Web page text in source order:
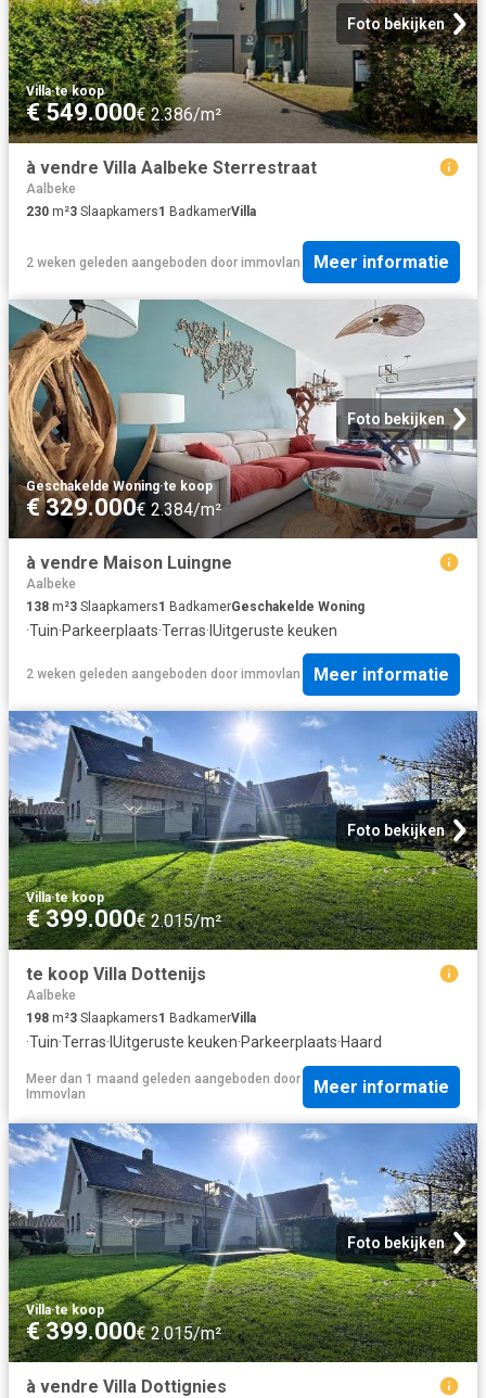
Foto bekijken
Villa·te koop
€ 549.000€ 2.386/m²
à vendre Villa Aalbeke Sterrestraat
Aalbeke
230 m²3 Slaapkamers1 BadkamerVilla
2 weken geleden aangeboden door immovlan Meer informatie
Foto bekijken
Geschakelde Woning·te koop
€ 329.000€ 2.384/m²
à vendre Maison Luingne
Aalbeke
138 m²3 Slaapkamers1 BadkamerGeschakelde Woning
·Tuin·Parkeerplaats·Terras·IUitgeruste keuken
2 weken geleden aangeboden door immovlan Meer informatie
Foto bekijken
Villa·te koop
€ 399.000€ 2.015/m²
te koop Villa Dottenijs
Aalbeke
198 m²3 Slaapkamers1 BadkamerVilla
·Tuin·Terras· IUitgeruste keuken·Parkeerplaats·Haard
Meer dan 1 maand geleden aangeboden door
Immovlan
Meer informatie
Foto bekijken
Villa·te koop
€ 399.000€ 2.015/m²
à vendre Villa Dottignies